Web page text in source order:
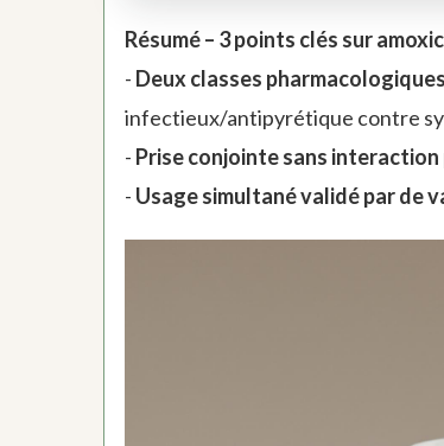
Résumé – 3 points clés sur
- Deux classes
infectieux/antipyrétique contre
- Prise conjointe sans
- Usage simultané validé par de